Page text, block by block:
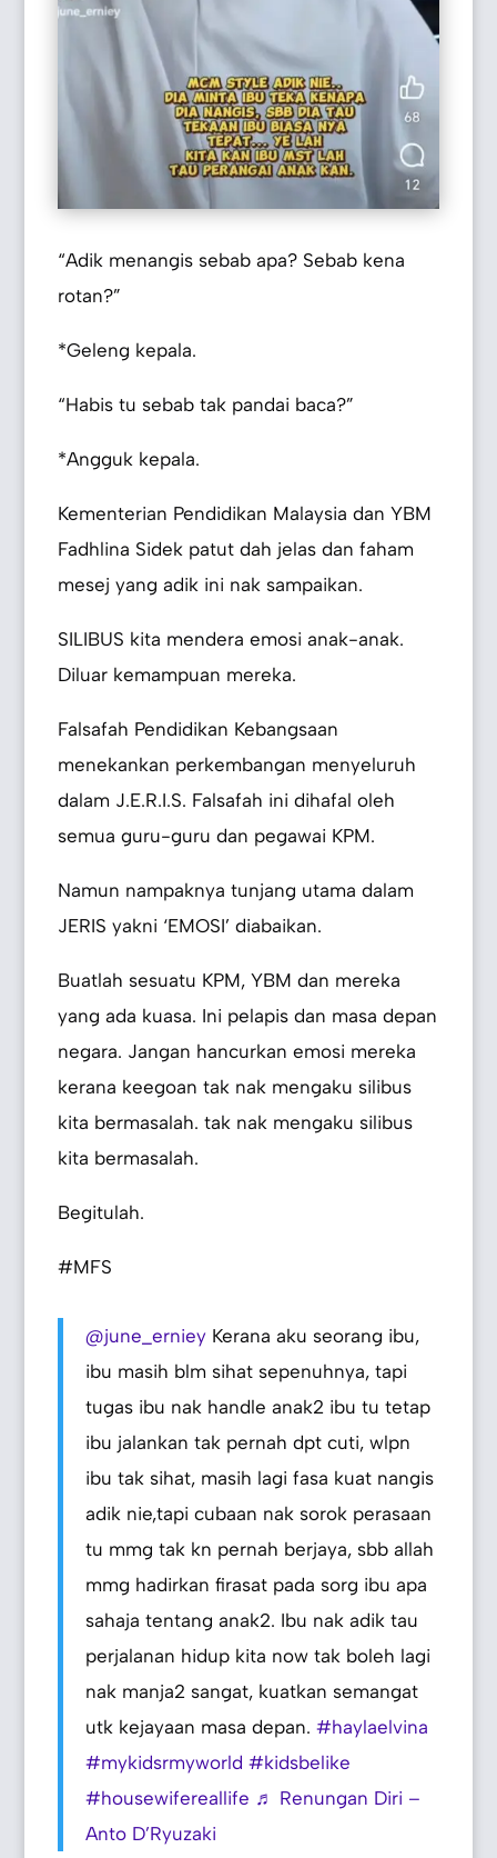
“Adik menangis sebab apa? Sebab kena
rotan?”
*Geleng kepala.
“Habis tu sebab tak pandai baca?”
*Angguk kepala.
Kementerian Pendidikan Malaysia dan YBM
Fadhlina Sidek patut dah jelas dan faham
mesej yang adik ini nak sampaikan.
SILIBUS kita mendera emosi anak-anak.
Diluar kemampuan mereka.
Falsafah Pendidikan Kebangsaan
menekankan perkembangan menyeluruh
dalam J.E.R.I.S. Falsafah ini dihafal oleh
semua guru-guru dan pegawai KPM.
Namun nampaknya tunjang utama dalam
JERIS yakni ‘EMOSI’ diabaikan.
Buatlah sesuatu KPM, YBM dan mereka
yang ada kuasa. Ini pelapis dan masa depan
negara. Jangan hancurkan emosi mereka
kerana keegoan tak nak mengaku silibus
kita bermasalah. tak nak mengaku silibus
kita bermasalah.
Begitulah.
#MFS
@june_erniey Kerana aku seorang ibu,
ibu masih blm sihat sepenuhnya, tapi
tugas ibu nak handle anak2 ibu tu tetap
ibu jalankan tak pernah dpt cuti, wlpn
ibu tak sihat, masih lagi fasa kuat nangis
adik nie,tapi cubaan nak sorok perasaan
tu mmg tak kn pernah berjaya, sbb allah
mmg hadirkan firasat pada sorg ibu apa
sahaja tentang anak2. Ibu nak adik tau
perjalanan hidup kita now tak boleh lagi
nak manja2 sangat, kuatkan semangat
utk kejayaan masa depan.#haylaelvina
#mykidsrmyworld #kidsbelike
#housewifereallife ♬ Renungan Diri –
Anto D’Ryuzaki